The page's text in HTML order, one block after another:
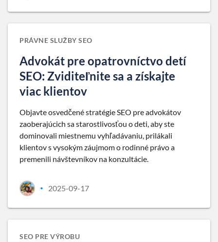
PRÁVNE SLUŽBY SEO
Advokát pre opatrovníctvo detí
SEO: Zviditeľnite sa a získajte
viac klientov
Objavte osvedčené stratégie SEO pre advokátov
zaoberajúcich sa starostlivosťou o deti, aby ste
dominovali miestnemu vyhľadávaniu, prilákali
klientov s vysokým záujmom o rodinné právo a
premenili návštevníkov na konzultácie.
• 2025-09-17
SEO PRE VÝROBU